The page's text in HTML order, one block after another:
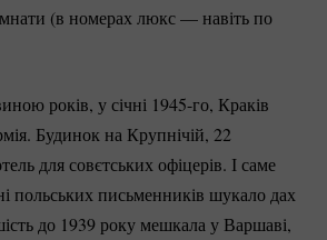
(в номерах люкс — навіть по
років, у січні 1945-го, Краків
Будинок на Крупнічій, 22
для совєтських офіцерів. І саме
польських письменників шукало дах
до 1939 року мешкала у Варшаві,